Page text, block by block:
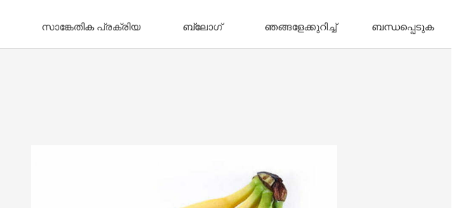
സാങ്കേതിക പ്രക്രിയ ബ്ലോഗ് ഞങ്ങളേക്കുറിച്ച് ബന്ധപ്പെടുക